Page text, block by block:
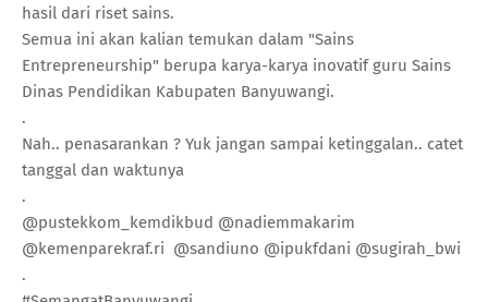
hasil dari riset sains.
Semua ini akan kalian temukan dalam "Sains
Entrepreneurship" berupa karya-karya inovatif guru Sains
Dinas Pendidikan Kabupaten Banyuwangi.
.
Nah.. penasarankan ? Yuk jangan sampai ketinggalan.. catet
tanggal dan waktunya
.
@pustekkom_kemdikbud @nadiemmakarim
@kemenparekraf.ri @sandiuno @ipukfdani @sugirah_bwi
.